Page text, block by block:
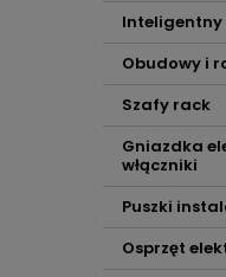
Inteligentny
Obudowy i
Szafy rack
Gniazdka
włączniki
Puszki
Osprzęt